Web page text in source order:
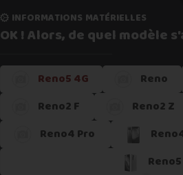
2. Fournir mes informations
3. Déposer gratuitement mon
4. Attendre la validation de
informations matérielles
OK ! Alors, de quel modèle
Reno5 4G Reno
Reno2 F
Reno2 Z
Reno4 Pro